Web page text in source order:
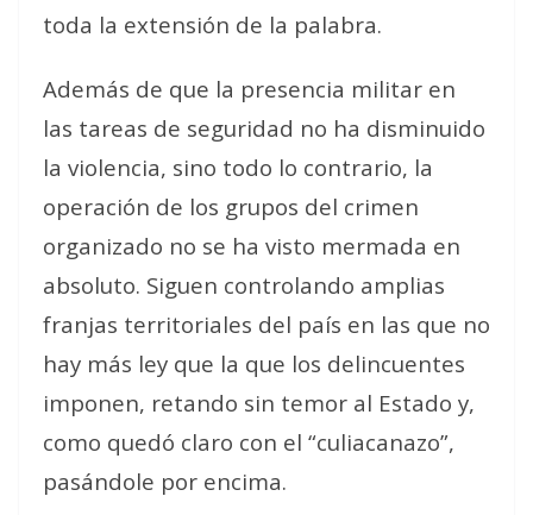
toda la extensión de la palabra.
Además de que la presencia militar en
las tareas de seguridad no ha disminuido
la violencia, sino todo lo contrario, la
operación de los grupos del crimen
organizado no se ha visto mermada en
absoluto. Siguen controlando amplias
franjas territoriales del país en las que no
hay más ley que la que los delincuentes
imponen, retando sin temor al Estado y,
como quedó claro con el “culiacanazo”,
pasándole por encima.